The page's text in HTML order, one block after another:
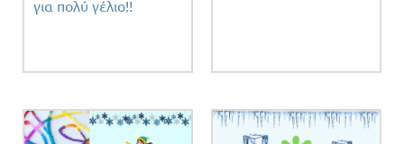
για πολύ γέλιο!!